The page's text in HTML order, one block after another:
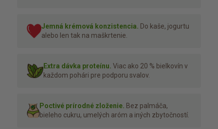
Jemná krémová konzistencia. Do kaše, jogurtu
alebo len tak na maškrtenie.
Extra dávka proteínu. Viac ako 20 % bielkovín v
každom pohári pre podporu svalov.
Poctivé prírodné zloženie. Bez palmáča,
bieleho cukru, umelých aróm a iných zbytočností.